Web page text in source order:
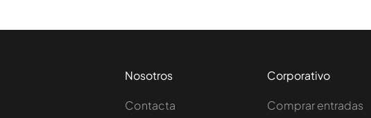
Nosotros
Contacta
Corporativo
Comprar entradas